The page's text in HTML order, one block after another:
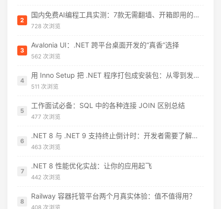
2
国内免费AI编程工具实测：7款无需翻墙、开箱即用的选择（附2026年7月最新额度）
728 次浏览
3
Avalonia UI：.NET 跨平台桌面开发的“真香”选择
562 次浏览
4
用 Inno Setup 把 .NET 程序打包成安装包：从零到发布的完整指南
511 次浏览
5
工作面试必备：SQL 中的各种连接 JOIN 区别总结
477 次浏览
6
.NET 8 与 .NET 9 支持终止倒计时：开发者需要了解什么
463 次浏览
7
.NET 8 性能优化实战：让你的应用起飞
442 次浏览
8
Railway 容器托管平台两个月真实体验：值不值得用？
408 次浏览